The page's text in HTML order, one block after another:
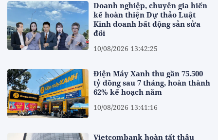
Doanh nghiệp, chuyên gia hiến
kế hoàn thiện Dự thảo Luật
Kinh doanh bất động sản sửa
đổi
10/08/2026 13:42:25
Điện Máy Xanh thu gần 75.500
tỷ đồng sau 7 tháng, hoàn thành
62% kế hoạch năm
10/08/2026 13:41:16
Vietcombank hoàn tất thâu